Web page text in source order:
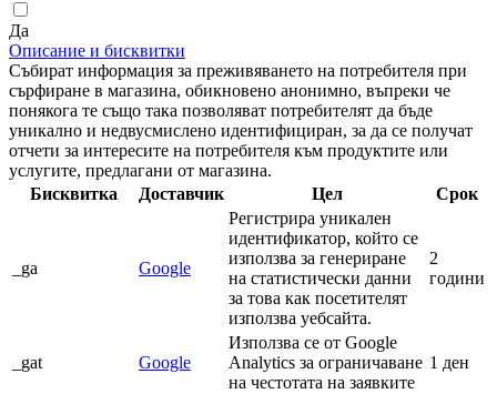
Да
Описание и бисквитки
Събират информация за преживяването на потребителя при
сърфиране в магазина, обикновено анонимно, въпреки че
понякога те също така позволяват потребителят да бъде
уникално и недвусмислено идентифициран, за да се получат
отчети за интересите на потребителя към продуктите или
услугите, предлагани от магазина.
Бисквитка
Доставчик Цел Срок
_ga Google
Регистрира уникален
идентификатор, който се
използва за генериране
на статистически данни
за това как посетителят
използва уебсайта.
2
години
_gat Google
Използва се от Google
Analytics за ограничаване
на честотата на заявките
1 ден